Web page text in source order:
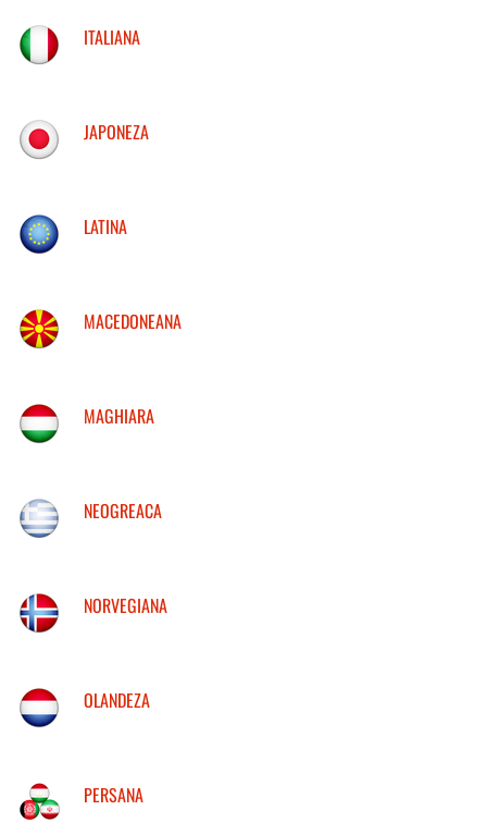
ITALIANA
JAPONEZA
LATINA
MACEDONEANA
MAGHIARA
NEOGREACA
NORVEGIANA
OLANDEZA
PERSANA